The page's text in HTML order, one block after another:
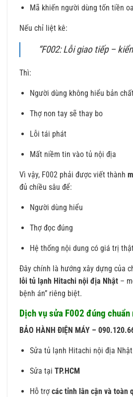
Mã khiến người dùng tốn tiền
Nếu chỉ liệt kê:
“F002: Lỗi giao tiếp –
Thì:
Người dùng không hiểu bản
Thợ non tay sẽ thay bo
Lỗi tái phát
Mất niềm tin vào tủ nội địa
Vì vậy, F002 phải được viết thành
đủ chiều sâu để:
Người dùng hiểu
Thợ đọc đúng
Hệ thống nội dung có giá trị
Đây chính là hướng xây dựng của
lỗi tủ lạnh Hitachi nội địa Nhật –
bệnh án” riêng biệt.
Dịch vụ sửa F002 đúng chuẩn
BẢO HÀNH ĐIỆN MÁY –
Sửa tủ lạnh Hitachi nội địa
Sửa tại TP.HCM
Hỗ trợ các tỉnh lân cận và toàn